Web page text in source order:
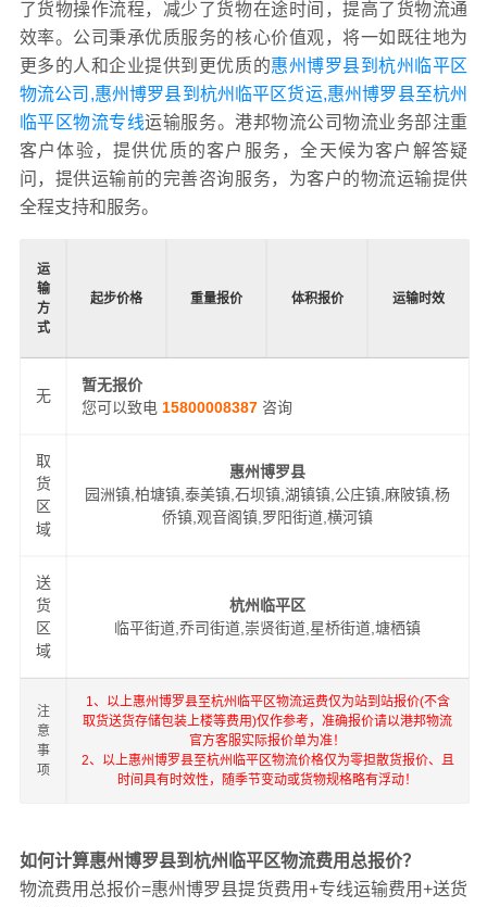
了货物操作流程，减少了货物在途时间，提高了货物流通
效率。公司秉承优质服务的核心价值观，将一如既往地为
更多的人和企业提供到更优质的惠州博罗县到杭州临平区
物流公司,惠州博罗县到杭州临平区货运,惠州博罗县至杭州
临平区物流专线运输服务。港邦物流公司物流业务部注重
客户体验，提供优质的客户服务，全天候为客户解答疑
问，提供运输前的完善咨询服务，为客户的物流运输提供
全程支持和服务。
运
输
方
式
起步价格 重量报价 体积报价 运输时效
无
暂无报价
您可以致电 15800008387 咨询
取
货
区
域
惠州博罗县
园洲镇,柏塘镇,泰美镇,石坝镇,湖镇镇,公庄镇,麻陂镇,杨
侨镇,观音阁镇,罗阳街道,横河镇
送
货
区
域
杭州临平区
临平街道,乔司街道,崇贤街道,星桥街道,塘栖镇
注
意
事
项
1、以上惠州博罗县至杭州临平区物流运费仅为站到站报价(不含
取货送货存储包装上楼等费用)仅作参考，准确报价请以港邦物流
官方客服实际报价单为准！
2、以上惠州博罗县至杭州临平区物流价格仅为零担散货报价、且
时间具有时效性，随季节变动或货物规格略有浮动！
如何计算惠州博罗县到杭州临平区物流费用总报价？
物流费用总报价=惠州博罗县提货费用+专线运输费用+送货